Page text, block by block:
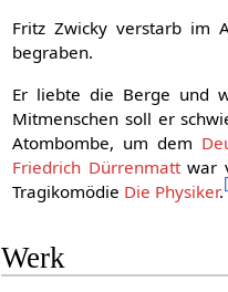
Fritz Zwicky verstarb im
begraben.
Er liebte die Berge und
Mitmenschen soll er
Atombombe, um dem
Friedrich Dürrenmattwar
Tragikomödie Die Physiker.
Werk